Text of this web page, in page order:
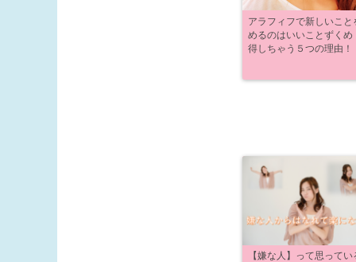
アラフィフで新しいこと
めるのはいいことずくめ
得しちゃう５つの理由！
【嫌な人】って思ってい